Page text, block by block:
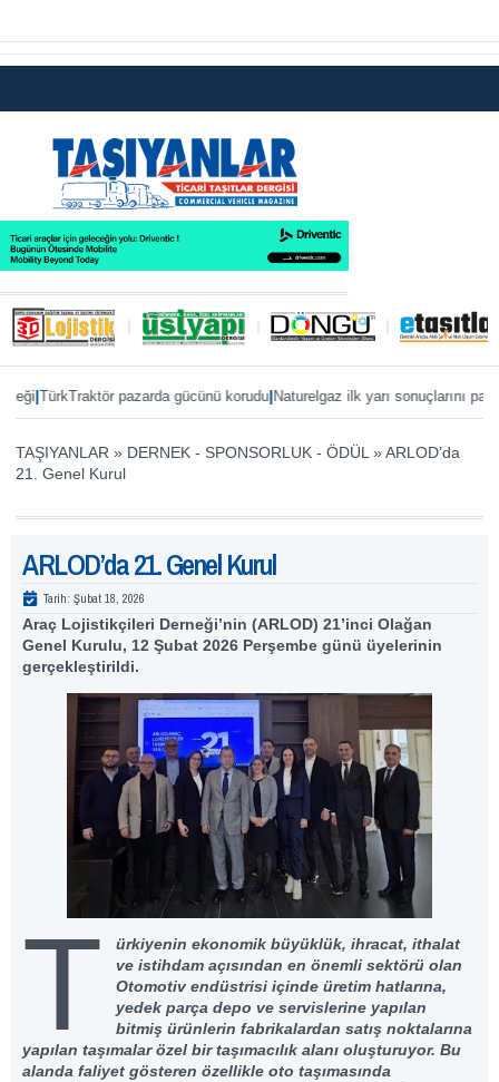
pazarda gücünü korudu|Naturelgaz ilk yarı sonuçlarını paylaştı|
TAŞIYANLAR » DERNEK - SPONSORLUK - ÖDÜL »ARLOD’da
21. Genel Kurul
ARLOD’da 21. Genel Kurul
Tarih: Şubat 18, 2026
Araç Lojistikçileri Derneği’nin (ARLOD) 21’inci Olağan
Genel Kurulu, 12 Şubat 2026 Perşembe günü üyelerinin
gerçekleştirildi.
T
ürkiyenin ekonomik büyüklük, ihracat, ithalat
ve istihdam açısından en önemli sektörü olan
Otomotiv endüstrisi içinde üretim hatlarına,
yedek parça depo ve servislerine yapılan
bitmiş ürünlerin fabrikalardan satış noktalarına
yapılan taşımalar özel bir taşımacılık alanı oluşturuyor. Bu
alanda faliyet gösteren özellikle oto taşımasında